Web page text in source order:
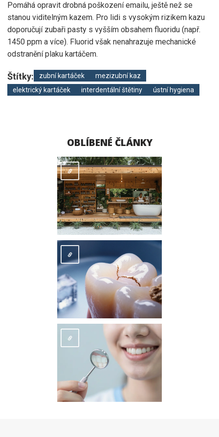
Pomáhá opravit drobná poškození emailu, ještě než se
stanou viditelným kazem. Pro lidi s vysokým rizikem kazu
doporučují zubaři pasty s vyšším obsahem fluoridu (např.
1450 ppm a více). Fluorid však nenahrazuje mechanické
odstranění plaku kartáčem.
Štítky: zubní kartáček
mezizubní kaz
elektrický kartáček
interdentální štětiny ústní hygiena
OBLÍBENÉ ČLÁNKY